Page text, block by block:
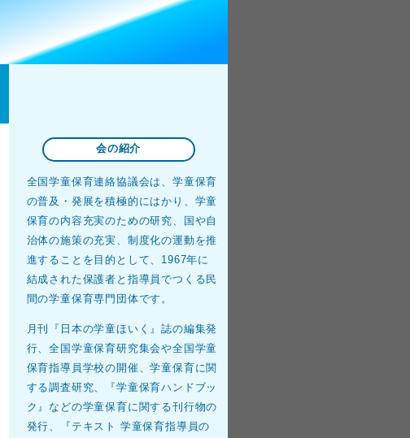
会の紹介
全国学童保育連絡協議会は、学童保育
の普及・発展を積極的にはかり、学童
保育の内容充実のための研究、国や自
治体の施策の充実、制度化の運動を推
進することを目的として、1967年に
結成された保護者と指導員でつくる民
間の学童保育専門団体です。
月刊『日本の学童ほいく』誌の編集発
行、全国学童保育研究集会や全国学童
保育指導員学校の開催、学童保育に関
する調査研究、『学童保育ハンドブッ
ク』などの学童保育に関する刊行物の
発行、『テキスト 学童保育指導員の